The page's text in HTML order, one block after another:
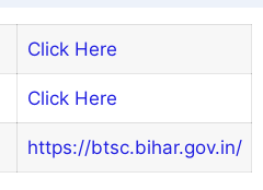
Click Here
Click Here
https://btsc.bihar.gov.in/